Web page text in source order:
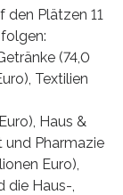
den Plätzen 11
(74,0
Textilien
Haus &
und Pharmazie
Euro),
die Haus-,